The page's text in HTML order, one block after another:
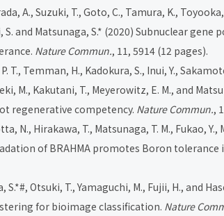
A., Suzuki, T., Goto, C., Tamura, K.,
and Matsunaga, S.* (2020) Subnuclear gene
Nature Commun., 11, 5914 (12 pages).
T., Temman, H., Kadokura, S., Inui, Y.,
M., Kakutani, T., Meyerowitz, E. M., and
regenerative competency. Nature Commun.,
N., Hirakawa, T., Matsunaga, T. M., Fukao, Y.,
of BRAHMA promotes Boron tolerance
S.*#, Otsuki, T., Yamaguchi, M., Fujii, H., and
for bioimage classification. Nature